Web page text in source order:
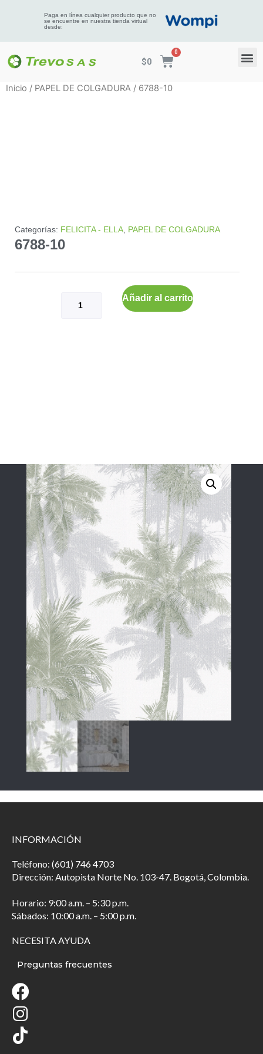
Paga en línea cualquier producto que no
se encuentre en nuestra tienda virtual
desde:
$0
Inicio / PAPEL DE COLGADURA / 6788-10
Categorías: FELICITA - ELLA PAPEL DE COLGADURA
6788-10
Añadir al carrito
INFORMACIÓN
Teléfono: (601) 746 4703
Dirección: Autopista Norte No. 103-47. Bogotá, Colombia.
Horario: 9:00 a.m. – 5:30 p.m.
Sábados: 10:00 a.m. – 5:00 p.m.
NECESITA AYUDA
Preguntas frecuentes